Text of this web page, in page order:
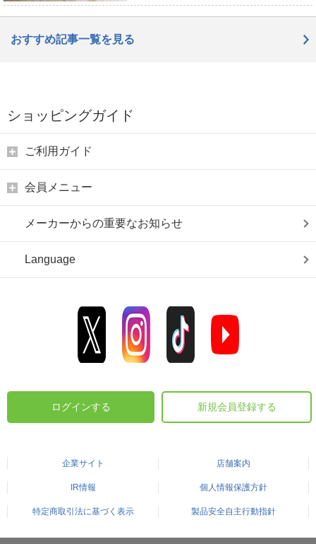
おすすめ記事一覧を見る
ショッピングガイド
ご利用ガイド
会員メニュー
メーカーからの重要なお知らせ
Language
ログインする 新規会員登録する
企業サイト 店舗案内
IR情報 個人情報保護方針
特定商取引法に基づく表示 製品安全自主行動指針